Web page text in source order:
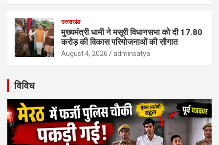
उत्तराखंड
मुख्यमंत्री धामी ने मसूरी विधानसभा को दी 17.80
करोड़ की विकास परियोजनाओं की सौगात
August 4, 2026 adminsatya
विविध